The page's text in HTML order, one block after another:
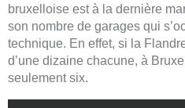
bruxelloise est à la dernière
son nombre de garages qui
technique. En effet, si la
d’une dizaine chacune, à
seulement six.